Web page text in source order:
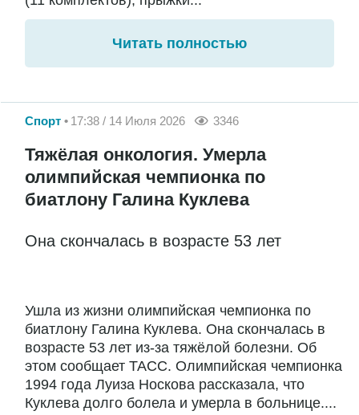
Читать полностью
Спорт 17:38 / 14 Июля 2026 3346
Тяжёлая онкология. Умерла
олимпийская чемпионка по
биатлону Галина Куклева
Она скончалась в возрасте 53 лет
Ушла из жизни олимпийская чемпионка по
биатлону Галина Куклева. Она скончалась в
возрасте 53 лет из-за тяжёлой болезни. Об
этом сообщает ТАСС. Олимпийская чемпионка
1994 года Луиза Носкова рассказала, что
Куклева долго болела и умерла в больнице....